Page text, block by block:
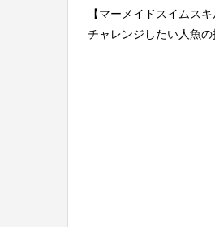
【マーメイドスイムス
チャレンジしたい人魚の